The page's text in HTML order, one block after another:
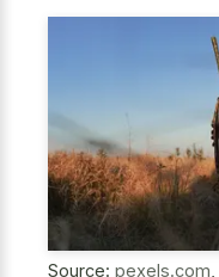
Source: pexels.com